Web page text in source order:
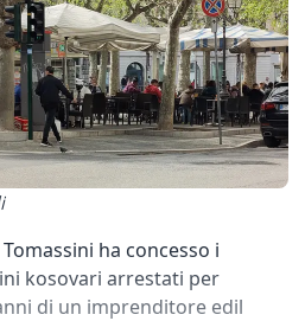
ha concesso i
kosovari arrestati per
di un imprenditore edil